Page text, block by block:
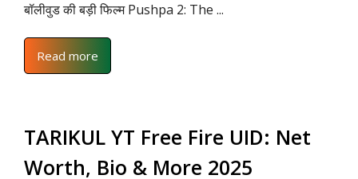
बॉलीवुड की बड़ी फिल्म Pushpa 2: The ...
Read more
TARIKUL YT Free Fire UID: Net
Worth, Bio & More 2025